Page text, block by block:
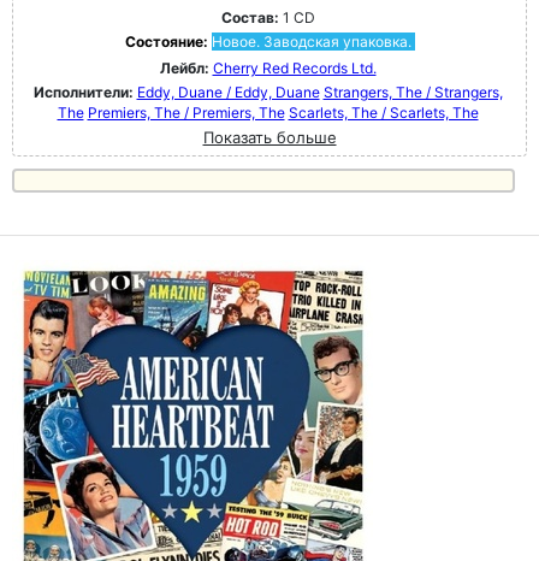
Состав: 1 CD
Состояние: Новое. Заводская упаковка.
Лейбл: Cherry Red Records Ltd.
Исполнители: Eddy, Duane / Eddy, Duane Strangers, The / Strangers,
The Premiers, The / Premiers, The Scarlets, The / Scarlets, The
Показать больше